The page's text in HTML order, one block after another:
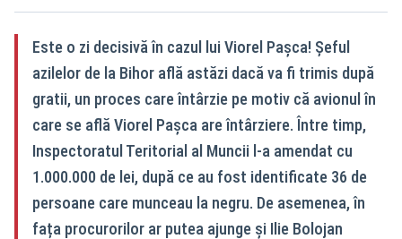
Este o zi decisivă în cazul lui Viorel Pașca! Șeful
azilelor de la Bihor află astăzi dacă va fi trimis după
gratii, un proces care întârzie pe motiv că avionul în
care se află Viorel Pașca are întârziere. Între timp,
Inspectoratul Teritorial al Muncii l-a amendat cu
1.000.000 de lei, după ce au fost identificate 36 de
persoane care munceau la negru. De asemenea, în
fața procurorilor ar putea ajunge și Ilie Bolojan